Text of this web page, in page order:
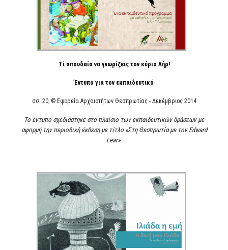
Τί σπουδαίο να γνωρίζεις τον κύριο Λήρ!
Έντυπο για τον εκπαιδευτικό
σσ. 20, © Εφορεία Αρχαιοτήτων Θεσπρωτίας - Δεκέμβριος 2014
Το έντυπο σχεδιάστηκε στο πλαίσιο των εκπαιδευτικών δράσεων με
αφορμή την περιοδική έκθεση με τίτλο «Στη Θεσπρωτία με τον Edward
Lear».